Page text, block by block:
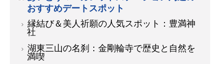
おすすめデートスポット
縁結び＆美人祈願の人気スポット：豊満神
社
湖東三山の名刹：金剛輪寺で歴史と自然を
満喫